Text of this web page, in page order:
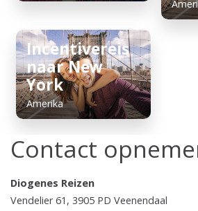
Incentivereis
naar New
York
Amerika
Contact
Diogenes Reizen
Vendelier 61, 3905 PD Veenendaal